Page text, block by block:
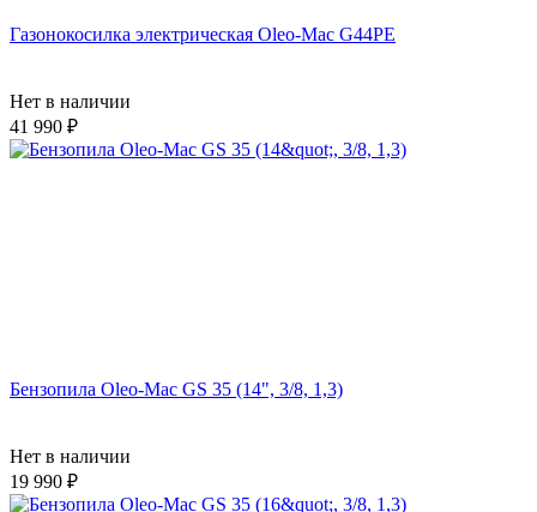
Газонокосилка электрическая Oleo-Mac G44PE
Нет в наличии
41 990
Бензопила Oleo-Mac GS 35 (14", 3/8, 1,3)
Нет в наличии
19 990